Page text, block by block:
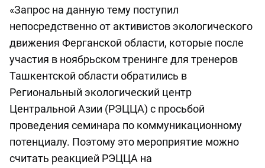
«Запрос на данную тему поступил
непосредственно от активистов экологического
движения Ферганской области, которые после
участия в ноябрьском тренинге для тренеров
Ташкентской области обратились в
Региональный экологический центр
Центральной Азии (РЭЦЦА) с просьбой
проведения семинара по коммуникационному
потенциалу. Поэтому это мероприятие можно
считать реакцией РЭЦЦА на